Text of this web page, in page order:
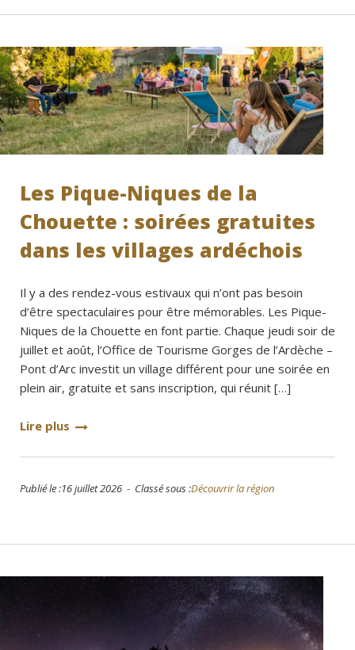
Les Pique-Niques de la
Chouette : soirées gratuites
dans les villages ardéchois
Il y a des rendez-vous estivaux qui n’ont pas besoin
d’être spectaculaires pour être mémorables. Les Pique-
Niques de la Chouette en font partie. Chaque jeudi soir de
juillet et août, l’Office de Tourisme Gorges de l’Ardèche –
Pont d’Arc investit un village différent pour une soirée en
plein air, gratuite et sans inscription, qui réunit […]
Lire plus
Publié le :16 juillet 2026 - Classé sous :Découvrir la région